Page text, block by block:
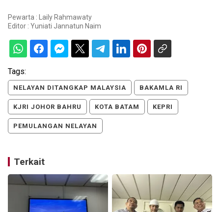
Pewarta : Laily Rahmawaty
Editor : Yuniati Jannatun Naim
Tags:
NELAYAN DITANGKAP MALAYSIA BAKAMLA RI
KJRI JOHOR BAHRU KOTA BATAM KEPRI
PEMULANGAN NELAYAN
Terkait